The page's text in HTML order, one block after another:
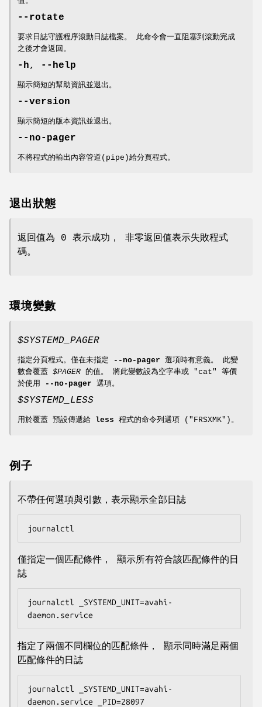
--rotate
要求日誌守護程序滾動日誌檔案。 此命令會一直阻塞到滾動完成
之後才會返回。
-h, --help
顯示簡短的幫助資訊並退出。
--version
顯示簡短的版本資訊並退出。
--no-pager
不將程式的輸出內容管道(pipe)給分頁程式。
退出狀態
返回值為 0 表示成功， 非零返回值表示失敗程式
碼。
環境變數
$SYSTEMD_PAGER
指定分頁程式。僅在未指定 --no-pager 選項時有意義。 此變
數會覆蓋 $PAGER 的值。 將此變數設為空字串或 "cat" 等價
於使用
--no-pager 選項。
$SYSTEMD_LESS
用於覆蓋 預設傳遞給 less 程式的命令列選項 ("FRSXMK")。
例子
不帶任何選項與引數，表示顯示全部日誌
journalctl
僅指定一個匹配條件， 顯示所有符合該匹配條件的日
誌
journalctl _SYSTEMD_UNIT=avahi-
daemon.service
指定了兩個不同欄位的匹配條件， 顯示同時滿足兩個
匹配條件的日誌
journalctl _SYSTEMD_UNIT=avahi-
daemon.service _PID=28097